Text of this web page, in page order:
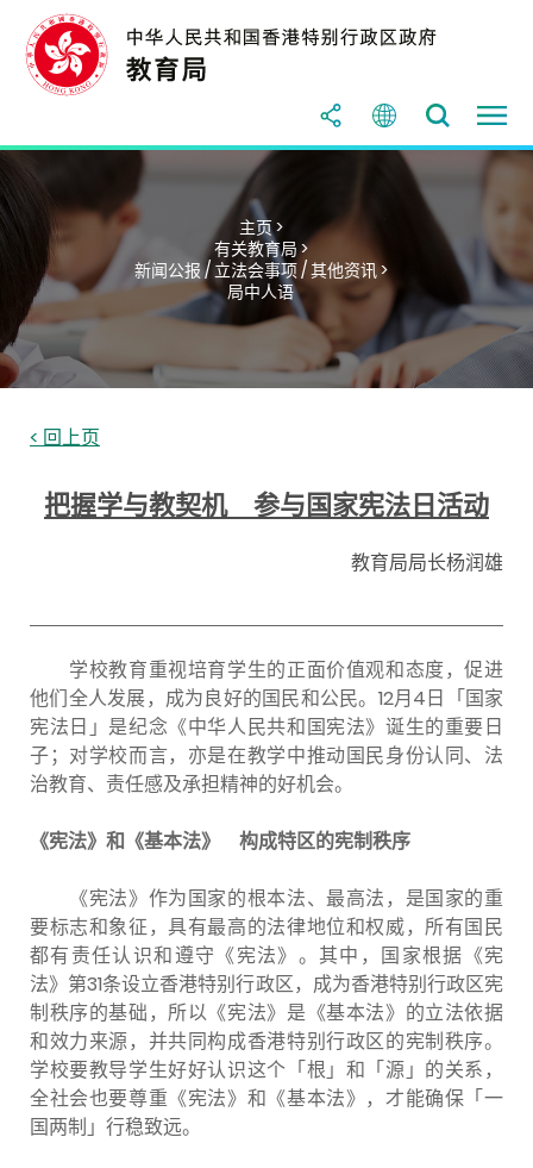
主页 >
有关教育局 >
新闻公报 / 立法会事项 / 其他资讯 >
局中人语
< 回上页
把握学与教契机 参与国家宪法日活动
教育局局长杨润雄
学校教育重视培育学生的正面价值观和态度，促进
他们全人发展，成为良好的国民和公民。12月4日「国家
宪法日」是纪念《中华人民共和国宪法》诞生的重要日
子；对学校而言，亦是在教学中推动国民身份认同、法
治教育、责任感及承担精神的好机会。
《宪法》和《基本法》 构成特区的宪制秩序
《宪法》作为国家的根本法、最高法，是国家的重
要标志和象征，具有最高的法律地位和权威，所有国民
都有责任认识和遵守《宪法》。其中，国家根据《宪
法》第31条设立香港特别行政区，成为香港特别行政区宪
制秩序的基础，所以《宪法》是《基本法》的立法依据
和效力来源，并共同构成香港特别行政区的宪制秩序。
学校要教导学生好好认识这个「根」和「源」的关系，
全社会也要尊重《宪法》和《基本法》，才能确保「一
国两制」行稳致远。